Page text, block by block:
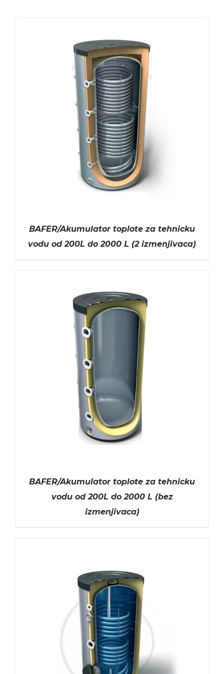
ODABERITE OPCIJE / DETAILS
BAFER/Akumulator toplote za tehnicku
vodu od 200L do 2000 L (2 izmenjivaca)
BAFER/Akumulator toplote za tehnicku
vodu od 200L do 2000 L (bez
izmenjivaca)